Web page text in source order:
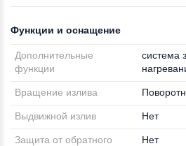
Функции и оснащение
Дополнительные
функции
система
Вращение излива
Выдвижной излив Нет
Защита от обратного
Нет